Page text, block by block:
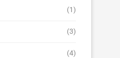
(1)
(3)
(4)